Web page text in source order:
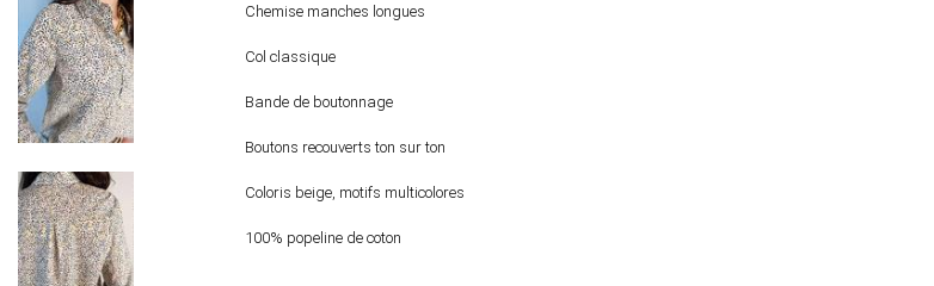
Chemise manches longues
Col classique
Bande de boutonnage
Boutons recouverts ton sur ton
Coloris beige, motifs multicolores
100% popeline de coton